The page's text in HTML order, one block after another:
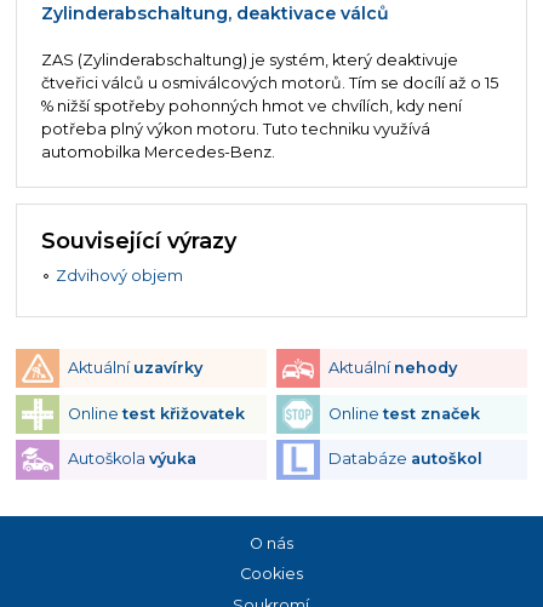
Zylinderabschaltung, deaktivace válců
ZAS (Zylinderabschaltung) je systém, který deaktivuje
čtveřici válců u osmiválcových motorů. Tím se docílí až o 15
% nižší spotřeby pohonných hmot ve chvílích, kdy není
potřeba plný výkon motoru. Tuto techniku využívá
automobilka Mercedes-Benz.
Související výrazy
Zdvihový objem
Aktuální uzavírky Aktuální nehody
Onlinetest křižovatek Onlinetest značek
Autoškola výuka Databáze autoškol
O nás
Cookies